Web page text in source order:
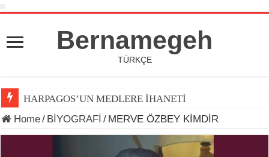
Bernamegeh
TÜRKÇE
HARPAGOS’UN MEDLERE İHANETİ
Home/ BİYOGRAFİ / MERVE ÖZBEY KİMDİR